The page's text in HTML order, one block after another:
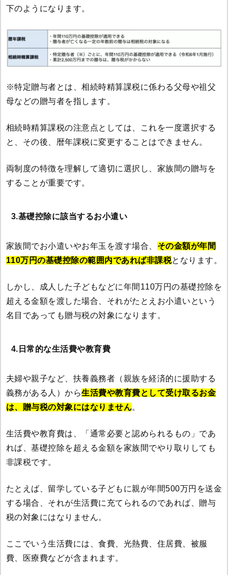
下のようになります。
※特定贈与者とは、相続時精算課税に係わる父母や祖父
母などの贈与者を指します。
相続時精算課税の注意点としては、これを一度選択する
と、その後、暦年課税に変更することはできません。
両制度の特徴を理解して適切に選択し、家族間の贈与を
することが重要です。
3.基礎控除に該当するお小遣い
家族間でお小遣いやお年玉を渡す場合、 その金額が年間
110万円の基礎控除の範囲内であれば非課税となります。
しかし、成人した子どもなどに年間110万円の基礎控除を
超える金額を渡した場合、それがたとえお小遣いという
名目であっても贈与税の対象になります。
4.日常的な生活費や教育費
夫婦や親子など、扶養義務者（親族を経済的に援助する
義務がある人）から生活費や教育費として受け取るお金
は、贈与税の対象にはなりません。
生活費や教育費は、「通常必要と認められるもの」であ
れば、基礎控除を超える金額を家族間でやり取りしても
非課税です。
たとえば、留学している子どもに親が年間500万円を送金
する場合、それが生活費に充てられるのであれば、贈与
税の対象にはなりません。
ここでいう生活費には、食費、光熱費、住居費、被服
費、医療費などが含まれます。